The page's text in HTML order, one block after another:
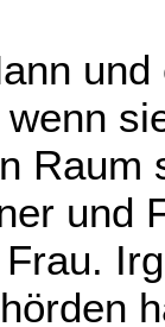
Raum
und